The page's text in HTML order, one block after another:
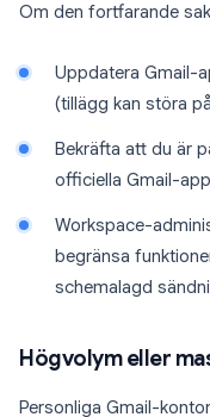
Om den fortfarande
Uppdatera Gmail-
(tillägg kan störa
Bekräfta att du är
officiella Gmail-
Workspace-
begränsa
schemalagd
Högvolym eller
Personliga Gmail-